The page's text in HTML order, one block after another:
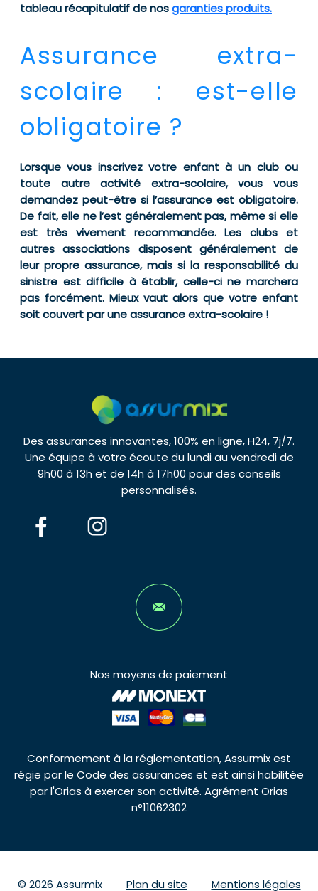
tableau récapitulatif de nosgaranties produits.
Assurance extra-
scolaire : est-elle
obligatoire ?
Lorsque vous inscrivez votre enfant à un club ou
toute autre activité extra-scolaire, vous vous
demandez peut-être si l’assurance est obligatoire.
De fait, elle ne l’est généralement pas, même si elle
est très vivement recommandée. Les clubs et
autres associations disposent généralement de
leur propre assurance, mais si la responsabilité du
sinistre est difficile à établir, celle-ci ne marchera
pas forcément. Mieux vaut alors que votre enfant
soit couvert par une assurance extra-scolaire !
Des assurances innovantes, 100% en ligne, H24, 7j/7.
Une équipe à votre écoute du lundi au vendredi de
9h00 à 13h et de 14h à 17h00 pour des conseils
personnalisés.
Nos moyens de paiement
Conformement à la réglementation, Assurmix est
régie par le Code des assurances et est ainsi habilitée
par l'Orias à exercer son activité. Agrément Orias
n°11062302
© 2026 Assurmix Plan du site Mentions légales